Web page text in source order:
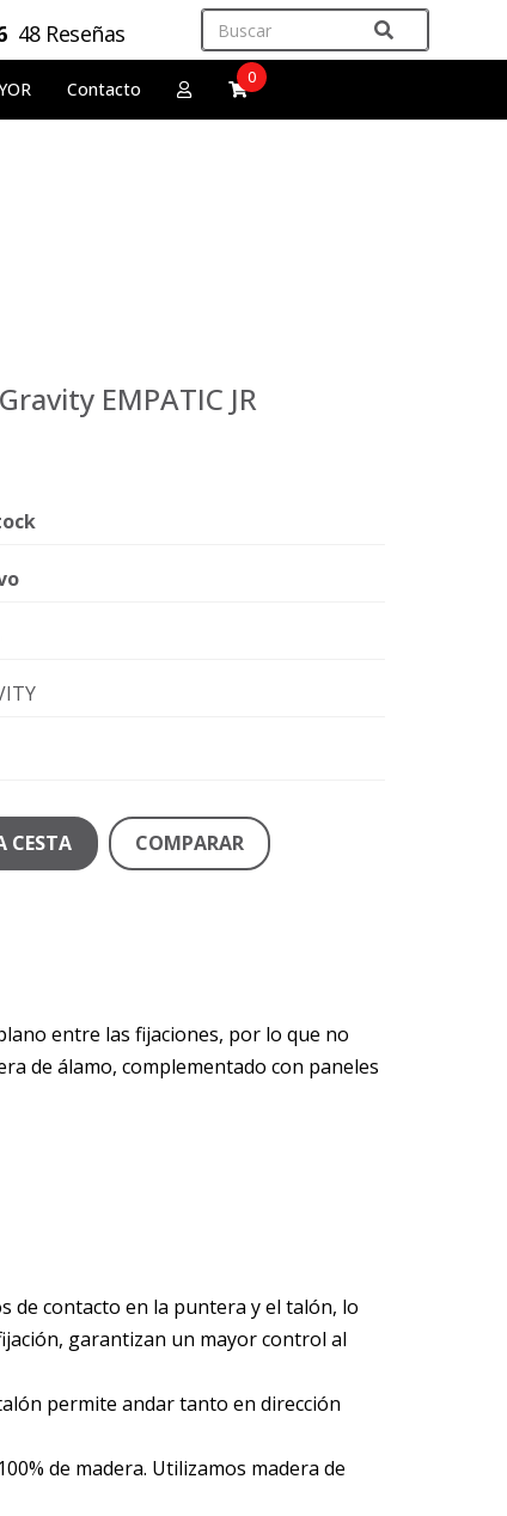
48 Reseñas
Contacto
0
EMPATIC JR
CESTA COMPARAR
entre las fijaciones, por lo que no
de álamo, complementado con paneles
de contacto en la puntera y el talón, lo
garantizan un mayor control al
permite andar tanto en dirección
de madera. Utilizamos madera de